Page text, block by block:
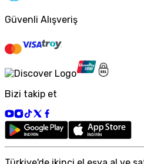
Güvenli Alışveriş
Bizi takip et